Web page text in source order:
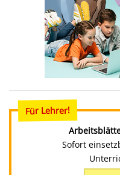
Für Lehrer!
Sofort